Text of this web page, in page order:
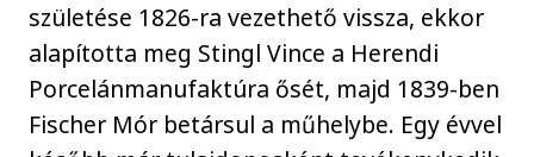
születése 1826-ra vezethető vissza, ekkor
alapította meg Stingl Vince a Herendi
Porcelánmanufaktúra ősét, majd 1839-ben
Fischer Mór betársul a műhelybe. Egy évvel